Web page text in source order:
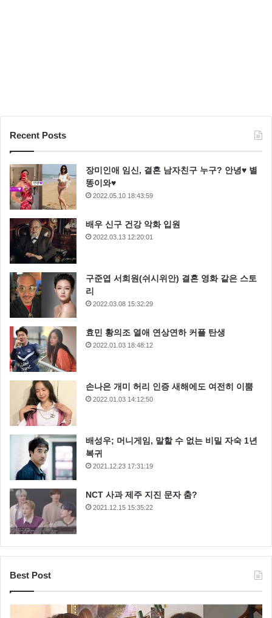
Recent Posts
장미인애 임신, 결혼 남자친구 누구? 안녕♥ 별
똥이와♥
2022.05.10 18:43:59
배우 신구 건강 악화 입원
2022.03.13 12:20:01
구준엽 서희원(쉬시위안) 결혼 영화 같은 스토
리
2022.03.08 15:32:29
효민 황의조 열애 연상연하 커플 탄생
2022.01.03 18:48:12
손나은 개미 허리 인증 새해에도 여전히 이뿜
2022.01.03 14:12:50
배성우; 머니게임, 말할 수 없는 비밀 자숙 1년
복귀
2021.12.23 17:31:19
NCT 사과 제주 지진 문자 춤?
2021.12.15 15:35:22
Best Post